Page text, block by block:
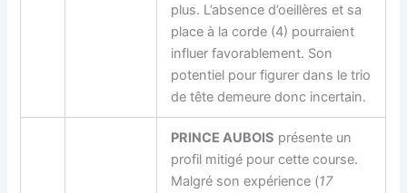
plus. L’absence d’oeillères et sa
place à la corde (4) pourraient
influer favorablement. Son
potentiel pour figurer dans le trio
de tête demeure donc incertain.
PRINCE AUBOIS présente un
profil mitigé pour cette course.
Malgré son expérience (17